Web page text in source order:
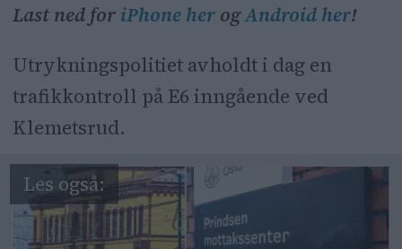
Last ned for iPhone herogAndroid her!
Utrykningspolitiet avholdt i dag en
trafikkontroll på E6 inngående ved
Klemetsrud.